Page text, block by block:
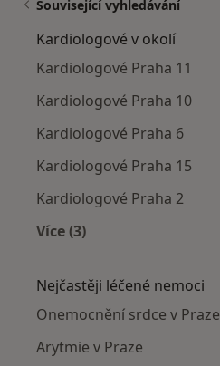
Související vyhledávání
Kardiologové v okolí
Kardiologové Praha 11
Kardiologové Praha 10
Kardiologové Praha 6
Kardiologové Praha 15
Kardiologové Praha 2
Více (3)
Nejčastěji léčené nemoci
Onemocnění srdce v Praze
Arytmie v Praze